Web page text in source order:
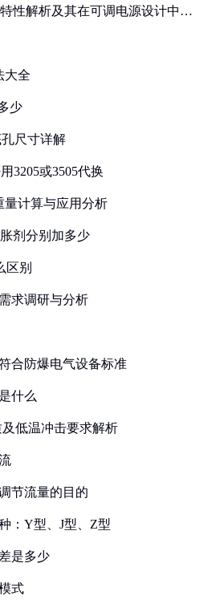
性解析及其在可调电源设计中的
大全
少
尺寸详解
3205或3505代换
量计算与应用分析
剂分别加多少
区别
求调研与分析
合防爆电气设备标准
什么
低温冲击要求解析
节流量的目的
：Y型、J型、Z型
是多少
式